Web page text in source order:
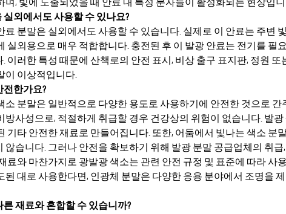
며, 빛에 노출되었을 때 안료 내 특정 분자들이 활성화되는 현상입니
실외에서도 사용할 수 있나요?
료 분말은 실외에서도 사용할 수 있습니다. 실제로 이 안료는 주변
실외용으로 매우 적합합니다. 충전된 후 이 발광 안료는 전기를 필
이러한 특성 때문에 산책로의 안전 표시, 비상 출구 표지판, 정원 또
이 이상적입니다.
전한가요?
소 분말은 일반적으로 다양한 용도로 사용하기에 안전한 것으로 간
방사성으로, 적절하게 취급할 경우 건강상의 위험이 없습니다. 발광
기타 안전한 재료로 만들어집니다. 또한, 어둠에서 빛나는 색소 분
않습니다. 그러나 안전을 확보하기 위해 발광 분말 공급업체의 취급
료와 마찬가지로 광발광 색소는 관련 안전 규정 및 표준에 따라 사
된 대로 사용한다면, 인광체 분말은 다양한 응용 분야에서 조명을
른 재료와 혼합할 수 있습니까?